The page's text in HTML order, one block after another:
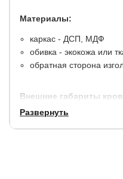
Материалы:
каркас - ДСП, МДФ
обивка - экокожа или
обратная сторона
Внешние габариты
по ширине, см.
+ 10
+
Развернуть